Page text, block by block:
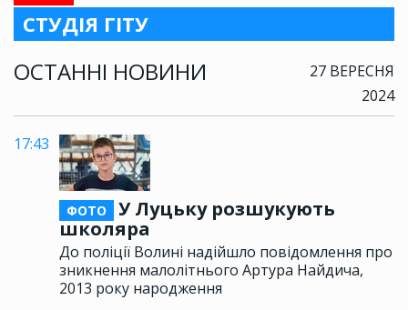
СТУДІЯ ГІТУ
ОСТАННІ НОВИНИ
27 ВЕРЕСНЯ
2024
17:43
ФОТО
У Луцьку розшукують
школяра
До поліції Волині надійшло повідомлення про
зникнення малолітнього Артура Найдича,
2013 року народження